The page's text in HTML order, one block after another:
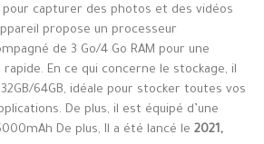
pour capturer des photos et des vidéos
propose un processeur
de 3 Go/4 Go RAM pour une
En ce qui concerne le stockage, il
64GB, idéale pour stocker toutes vos
De plus, il est équipé d’une
De plus, Il a été lancé le 2021,